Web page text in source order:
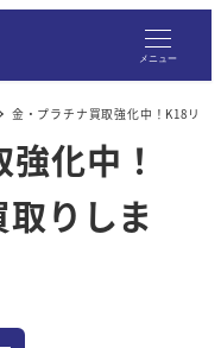
メニュー
金・プラチナ買取強化中！K18リ
化中！
りしま